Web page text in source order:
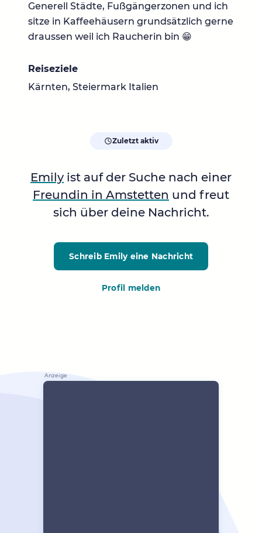
Generell Städte, Fußgängerzonen und ich
sitze in Kaffeehäusern grundsätzlich gerne
draussen weil ich Raucherin bin 😁
Reiseziele
Kärnten, Steiermark Italien
Zuletzt aktiv
Emily ist auf der Suche nach einer
Freundin in Amstetten und freut
sich über deine Nachricht.
Schreib Emily eine Nachricht
Profil melden